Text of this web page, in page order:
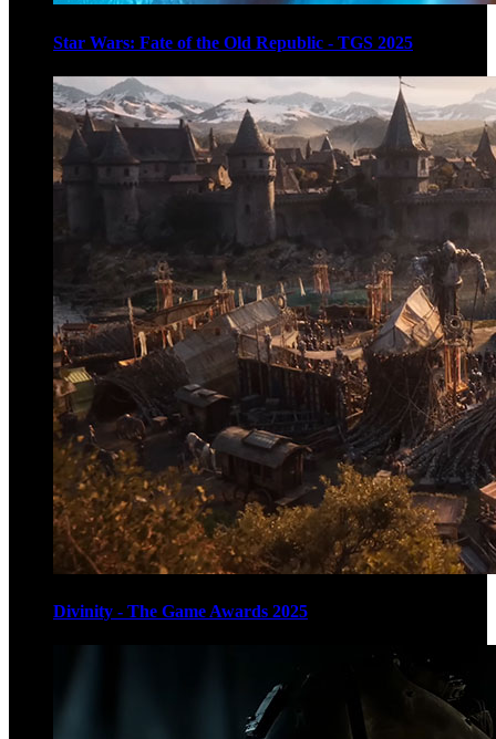
Star Wars: Fate of the Old Republic - TGS 2025
Divinity - The Game Awards 2025